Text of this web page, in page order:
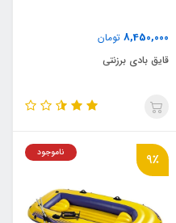
8,450,000 تومان
قایق بادی برزنتی
9٪ ناموجود